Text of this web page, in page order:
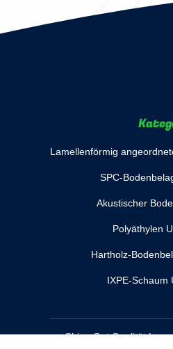
Lamellenförmig
SPC-
Akustischer
Polyäthylen
Hartholz-
IXPE-Schaum
China Gut Qualität